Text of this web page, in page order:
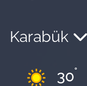
Karabük
30°